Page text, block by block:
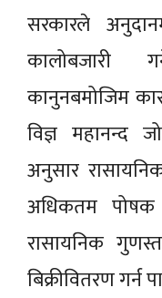
सरकारले
कालोबजारी
कानुनबमोजिम
विज्ञ महानन्द
अनुसार
अधिकतम पोषक
रासायनिक
बिक्रीवितरण गर्न